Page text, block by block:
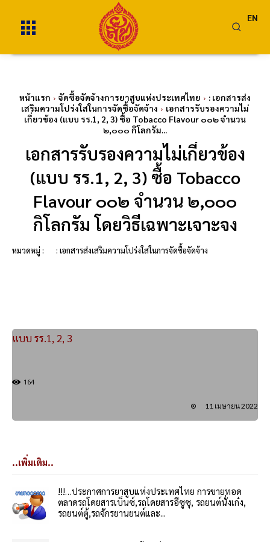
EN
หน้าแรก จัดซื้อจัดจ้างการยาสูบแห่งประเทศไทย
: เอกสารส่ง
เสริมความโปร่งใสในการจัดซื้อจัดจ้าง
เอกสารรับรองความไม่
เกี่ยวข้อง (แบบ รร.1, 2, 3) ซื้อ Tobacco Flavour ๐๐๒ จำนวน
๒,๐๐๐ กิโลกรัม...
เอกสารรับรองความไม่เกี่ยวข้อง
(แบบ รร.1, 2, 3) ซื้อ Tobacco
Flavour ๐๐๒ จำนวน ๒,๐๐๐
กิโลกรัม โดยวิธีเฉพาะเจาะจง
หมวดหมู่ : : เอกสารส่งเสริมความโปร่งใสในการจัดซื้อจัดจ้าง
แบบ รร.1, 2, 3
164
11 เมษายน 2022
..เพิ่มเติม..
!!!…ประกาศการยาสูบแห่งประเทศไทย การขายทอด
ตลาดรถโดยสารเบ็นซ์,รถโดยสารอีซูซุ, รถยนต์นั่งเก๋ง,
รถยนต์ตู้,รถจักรยานยนต์และ...